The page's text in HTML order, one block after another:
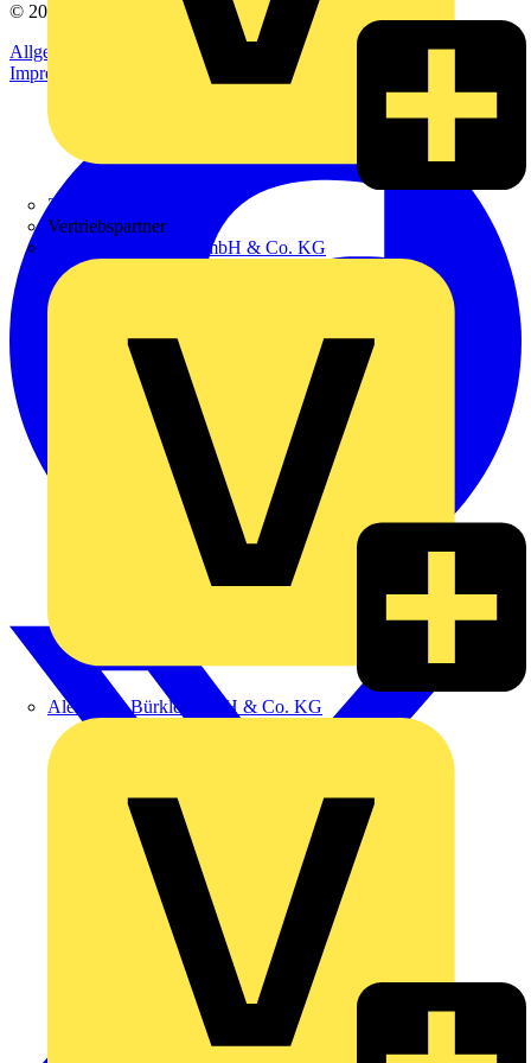
Zumtobel
Vertriebspartner
Adalbert Zajadacz GmbH & Co. KG
Alexander Bürkle GmbH & Co. KG
© 2002-
Voltimum
Allgemeine Geschäftsbedingungen
Datenschutzerklärung
Impressum